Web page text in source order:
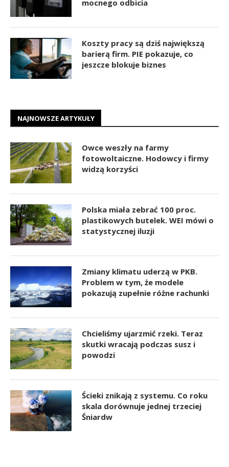
mocnego odbicia
Koszty pracy są dziś największą
barierą firm. PIE pokazuje, co
jeszcze blokuje biznes
NAJNOWSZE ARTYKUŁY
Owce weszły na farmy
fotowoltaiczne. Hodowcy i firmy
widzą korzyści
Polska miała zebrać 100 proc.
plastikowych butelek. WEI mówi o
statystycznej iluzji
Zmiany klimatu uderzą w PKB.
Problem w tym, że modele
pokazują zupełnie różne rachunki
Chcieliśmy ujarzmić rzeki. Teraz
skutki wracają podczas susz i
powodzi
Ścieki znikają z systemu. Co roku
skala dorównuje jednej trzeciej
Śniardw